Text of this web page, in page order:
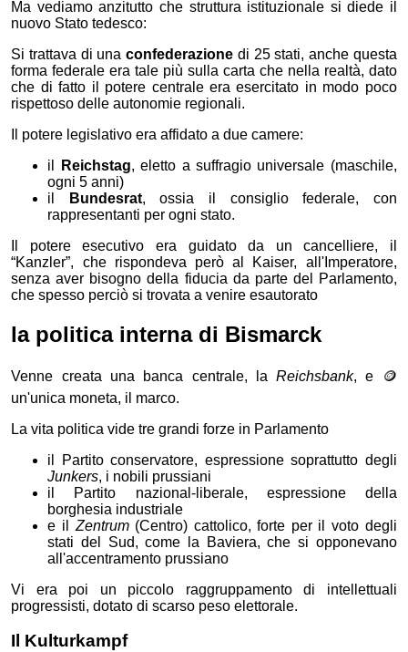
Ma vediamo anzitutto che struttura istituzionale si diede il
nuovo Stato tedesco:
Si trattava di unaconfederazione di 25 stati, anche questa
forma federale era tale più sulla carta che nella realtà, dato
che di fatto il potere centrale era esercitato in modo poco
rispettoso delle autonomie regionali.
Il potere legislativo era affidato a due camere:
il
Reichstag, eletto a suffragio universale (maschile,
ogni 5 anni)
il
Bundesrat, ossia il consiglio federale, con
rappresentanti per ogni stato.
Il potere esecutivo era guidato da un cancelliere, il
“Kanzler”, che rispondeva però al Kaiser, all'Imperatore,
senza aver bisogno della fiducia da parte del Parlamento,
che spesso perciò si trovata a venire esautorato
la politica interna di Bismarck
Venne creata una banca centrale, laReichsbank, e 🪙
un'unica moneta, il marco.
La vita politica vide tre grandi forze in Parlamento
il Partito conservatore, espressione soprattutto degli
Junkers, i nobili prussiani
il Partito nazional-liberale, espressione della
borghesia industriale
e il Zentrum(Centro) cattolico, forte per il voto degli
stati del Sud, come la Baviera, che si opponevano
all'accentramento prussiano
Vi era poi un piccolo raggruppamento di intellettuali
progressisti, dotato di scarso peso elettorale.
Il Kulturkampf